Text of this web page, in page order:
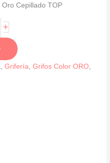
Cepillado TOP
+
,Grifería ,Grifos Color ORO